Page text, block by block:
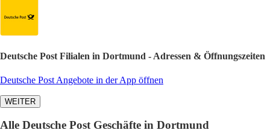
Deutsche Post Filialen in Dortmund - Adressen & Öffnungszeiten
Deutsche Post Angebote in der App öffnen
WEITER
Alle Deutsche Post Geschäfte in Dortmund